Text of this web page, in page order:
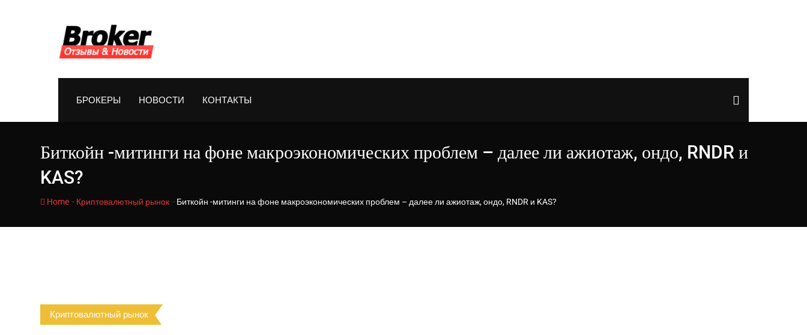
БРОКЕРЫ НОВОСТИ КОНТАКТЫ
Биткойн -митинги на фоне макроэкономических проблем – далее ли ажиотаж, ондо, RNDR и
KAS?
Home - Криптовалютный рынок - Биткойн -митинги на фоне макроэкономических проблем – далее ли ажиотаж, ондо, RNDR и KAS?
Криптовалютный рынок